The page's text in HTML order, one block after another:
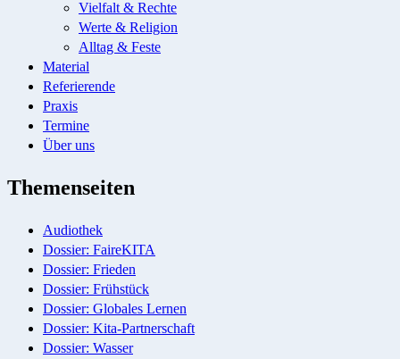
Vielfalt & Rechte
Werte & Religion
Alltag & Feste
Material
Referierende
Praxis
Termine
Über uns
Themenseiten
Audiothek
Dossier: FaireKITA
Dossier: Frieden
Dossier: Frühstück
Dossier: Globales Lernen
Dossier: Kita-Partnerschaft
Dossier: Wasser